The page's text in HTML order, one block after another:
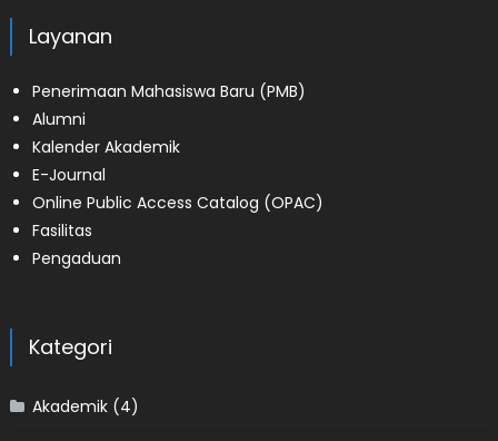
Layanan
Penerimaan Mahasiswa Baru (PMB)
Alumni
Kalender Akademik
E-Journal
Online Public Access Catalog (OPAC)
Fasilitas
Pengaduan
Kategori
Akademik(4)